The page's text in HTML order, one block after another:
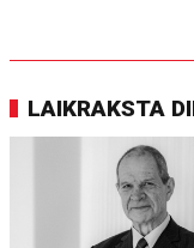
LAIKRAKSTA